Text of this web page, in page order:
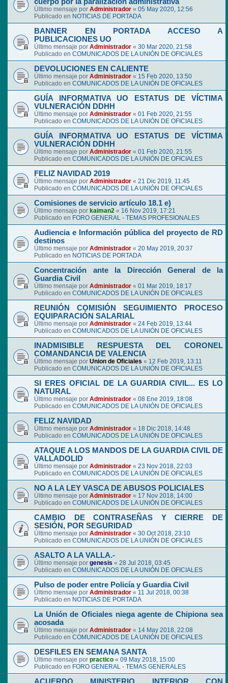
cuerpo por la paralización administrativa
Último mensaje por Administrador « 05 May 2020, 12:56
Publicado en NOTICIAS DE PORTADA
BANNER EN PORTADA ACCESO A
PUBLICACIONES UO
Último mensaje por Administrador « 30 Mar 2020, 21:58
Publicado en COMUNICADOS DE LA UNIÓN DE OFICIALES
DEVOLUCIONES EN CALIENTE
Último mensaje por Administrador « 15 Feb 2020, 13:50
Publicado en COMUNICADOS DE LA UNIÓN DE OFICIALES
GUÍA INFORMATIVA UO ESTATUS DE VÍCTIMA
VULNERACIÓN DDHH
Último mensaje por Administrador « 01 Feb 2020, 21:55
Publicado en COMUNICADOS DE LA UNIÓN DE OFICIALES
GUÍA INFORMATIVA UO ESTATUS DE VÍCTIMA
VULNERACIÓN DDHH
Último mensaje por Administrador « 01 Feb 2020, 21:55
Publicado en COMUNICADOS DE LA UNIÓN DE OFICIALES
FELIZ NAVIDAD 2019
Último mensaje por Administrador « 21 Dic 2019, 11:45
Publicado en COMUNICADOS DE LA UNIÓN DE OFICIALES
Comisiones de servicio artículo 18.1 e)
Último mensaje por kaiman2 « 16 Nov 2019, 17:21
Publicado en FORO GENERAL - TEMAS PROFESIONALES
Audiencia e Información pública del proyecto de RD
destinos
Último mensaje por Administrador « 20 May 2019, 20:37
Publicado en NOTICIAS DE PORTADA
Concentración ante la Dirección General de la
Guardia Civil
Último mensaje por Administrador « 01 Mar 2019, 18:17
Publicado en COMUNICADOS DE LA UNIÓN DE OFICIALES
REUNIÓN COMISIÓN SEGUIMIENTO PROCESO
EQUIPARACIÓN SALARIAL
Último mensaje por Administrador « 24 Feb 2019, 13:44
Publicado en COMUNICADOS DE LA UNIÓN DE OFICIALES
INADMISIBLE RESPUESTA DEL CORONEL
COMANDANCIA DE VALENCIA
Último mensaje por Union de Oficiales « 12 Feb 2019, 13:11
Publicado en COMUNICADOS DE LA UNIÓN DE OFICIALES
SI ERES OFICIAL DE LA GUARDIA CIVIL... ES LO
NATURAL
Último mensaje por Administrador « 08 Ene 2019, 18:08
Publicado en COMUNICADOS DE LA UNIÓN DE OFICIALES
FELIZ NAVIDAD
Último mensaje por Administrador « 18 Dic 2018, 14:48
Publicado en COMUNICADOS DE LA UNIÓN DE OFICIALES
ATAQUE A LOS MANDOS DE LA GUARDIA CIVIL DE
VALLADOLID
Último mensaje por Administrador « 23 Nov 2018, 22:03
Publicado en COMUNICADOS DE LA UNIÓN DE OFICIALES
NO A LA LEY VASCA DE ABUSOS POLICIALES
Último mensaje por Administrador « 17 Nov 2018, 14:00
Publicado en COMUNICADOS DE LA UNIÓN DE OFICIALES
CAMBIO DE CONTRASEÑAS Y CIERRE DE
SESIÓN, POR SEGURIDAD
Último mensaje por Administrador « 30 Oct 2018, 23:10
Publicado en COMUNICADOS DE LA UNIÓN DE OFICIALES
ASALTO A LA VALLA.-
Último mensaje por genesis « 28 Jul 2018, 03:45
Publicado en COMUNICADOS DE LA UNIÓN DE OFICIALES
Pulso de poder entre Policía y Guardia Civil
Último mensaje por Administrador « 11 Jul 2018, 00:38
Publicado en NOTICIAS DE PORTADA
La Unión de Oficiales niega agente de Chipiona sea
acosada
Último mensaje por Administrador « 14 May 2018, 22:08
Publicado en COMUNICADOS DE LA UNIÓN DE OFICIALES
DESFILES EN SEMANA SANTA
Último mensaje por practico « 09 May 2018, 15:00
Publicado en FORO GENERAL - TEMAS GENERALES